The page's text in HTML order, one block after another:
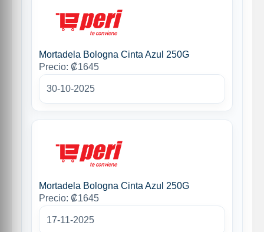
Mortadela Bologna Cinta Azul 250G
Precio: ₡1645
30-10-2025
Mortadela Bologna Cinta Azul 250G
Precio: ₡1645
17-11-2025